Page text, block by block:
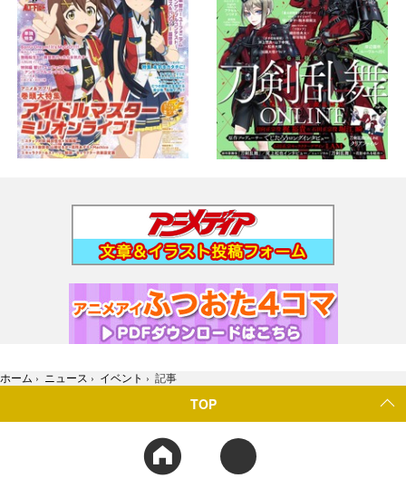
ホーム › ニュース › イベント › 記事
TOP